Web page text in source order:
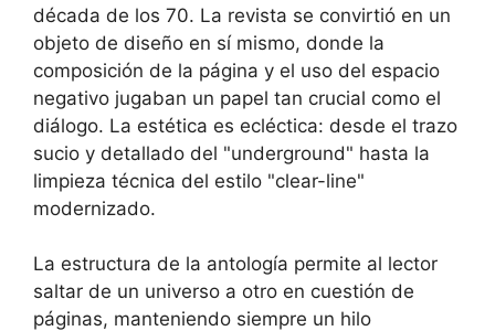
década de los 70. La revista se convirtió en un
objeto de diseño en sí mismo, donde la
composición de la página y el uso del espacio
negativo jugaban un papel tan crucial como el
diálogo. La estética es ecléctica: desde el trazo
sucio y detallado del "underground" hasta la
limpieza técnica del estilo "clear-line"
modernizado.
La estructura de la antología permite al lector
saltar de un universo a otro en cuestión de
páginas, manteniendo siempre un hilo